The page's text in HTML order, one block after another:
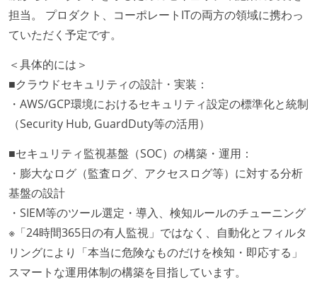
担当。 プロダクト、コーポレートITの両方の領域に携わっ
ていただく予定です。
＜具体的には＞
■クラウドセキュリティの設計・実装：
・AWS/GCP環境におけるセキュリティ設定の標準化と統制
（Security Hub, GuardDuty等の活用）
■セキュリティ監視基盤（SOC）の構築・運用：
・膨大なログ（監査ログ、アクセスログ等）に対する分析
基盤の設計
・SIEM等のツール選定・導入、検知ルールのチューニング
※「24時間365日の有人監視」ではなく、自動化とフィルタ
リングにより「本当に危険なものだけを検知・即応する」
スマートな運用体制の構築を目指しています。